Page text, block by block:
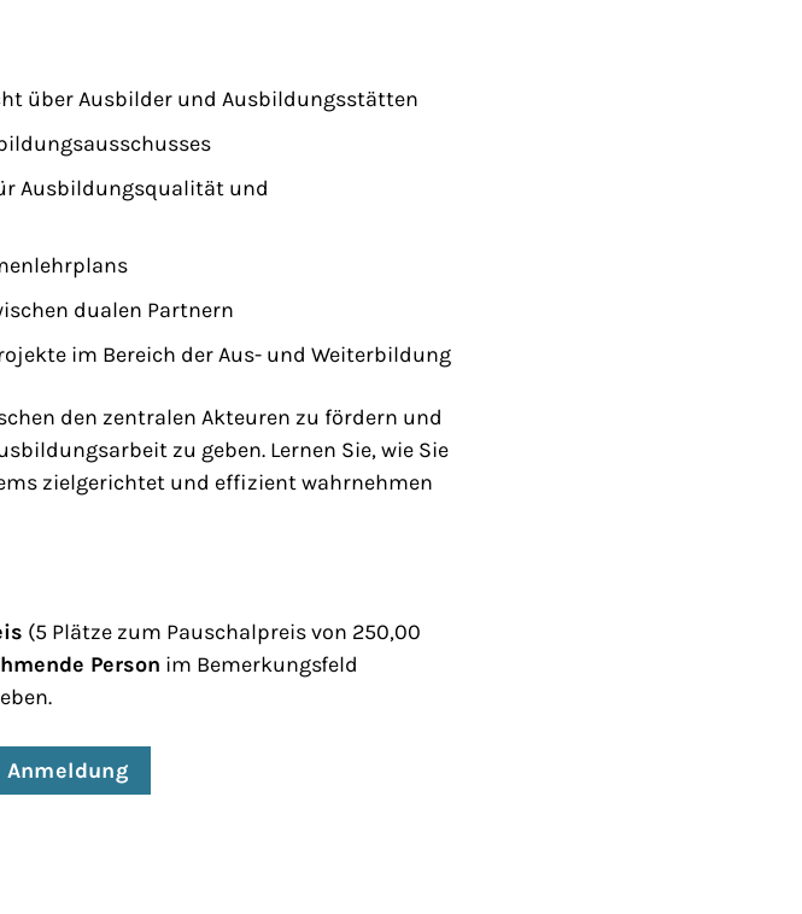
über Ausbilder und Ausbildungsstätten
Ausbildungsqualität und
dualen Partnern
im Bereich der Aus- und Weiterbildung
den zentralen Akteuren zu fördern und
zu geben. Lernen Sie, wie Sie
zielgerichtet und effizient wahrnehmen
(5 Plätze zum Pauschalpreis von 250,00
Person im Bemerkungsfeld
Anmeldung